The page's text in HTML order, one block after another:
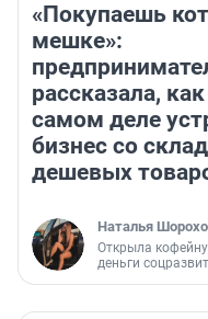
«Покупаешь
мешке»:
рассказала,
самом деле
бизнес со
дешевых
Наталья
Открыла
деньги